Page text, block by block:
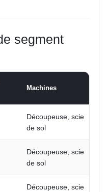
segment
Machines
Découpeuse, scie
de sol
Découpeuse, scie
de sol
Découpeuse, scie